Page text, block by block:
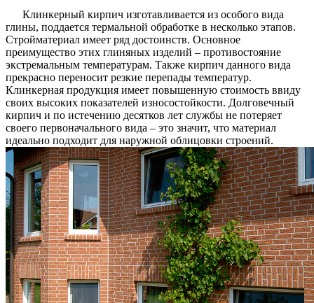
Клинкерный кирпич изготавливается из особого вида
глины, поддается термальной обработке в несколько этапов.
Стройматериал имеет ряд достоинств. Основное
преимущество этих глиняных изделий – противостояние
экстремальным температурам. Также кирпич данного вида
прекрасно переносит резкие перепады температур.
Клинкерная продукция имеет повышенную стоимость ввиду
своих высоких показателей износостойкости. Долговечный
кирпич и по истечению десятков лет службы не потеряет
своего первоначального вида – это значит, что материал
идеально подходит для наружной облицовки строений.